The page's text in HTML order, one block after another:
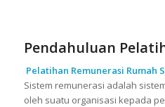
Pendahuluan
Pelatihan Remunerasi Rumah
Sistem remunerasi adalah
oleh suatu organisasi kepada